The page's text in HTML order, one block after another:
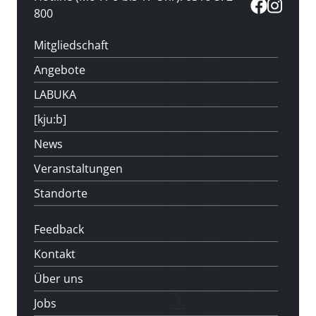
800
Mitgliedschaft
Angebote
LABUKA
[kju:b]
News
Veranstaltungen
Standorte
Feedback
Kontakt
Über uns
Jobs